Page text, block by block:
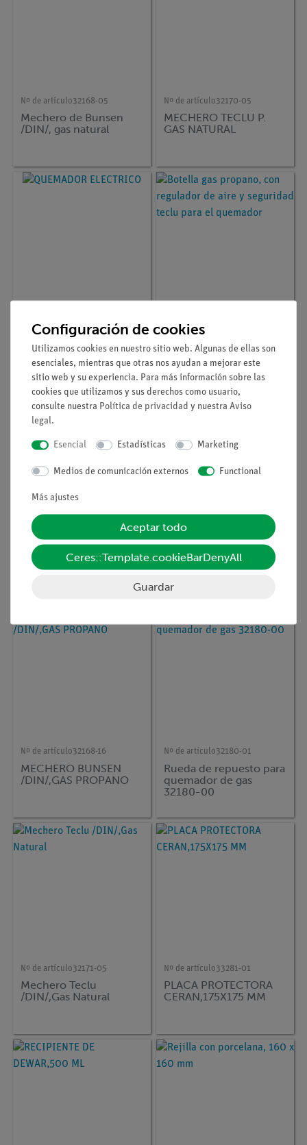
Nº de artículo32168-05
Mechero de Bunsen
/DIN/, gas natural
Nº de artículo32170-05
MECHERO TECLU P.
GAS NATURAL
QUEMADOR
ELECTRICO
Botella gas propano,
con regulador de aire y
seguridad teclu para el
quemador
Nº de artículo
MECHERO BUNSEN
CON LLAVE DIN, GAS
BOQUILLA DE
DIAFR.P.GUARD.C.D17
Nº de artículo32168-16
MECHERO BUNSEN
/DIN/,GAS PROPANO
Nº de artículo32180-01
Rueda de repuesto para
quemador de gas
32180-00
Nº de artículo32171-05
Mechero Teclu
/DIN/,Gas Natural
Nº de artículo33281-01
PLACA PROTECTORA
CERAN,175X175 MM
Configuración de cookies
Utilizamos cookies en nuestro sitio web. Algunas de ellas son
esenciales, mientras que otras nos ayudan a mejorar este
sitio web y su experiencia. Para más información sobre las
cookies que utilizamos y sus derechos como usuario,
consulte nuestra Política de privacidad y nuestra Aviso
legal.
Esencial Estadísticas Marketing
Medios de comunicación externos Functional
Más ajustes
Aceptar todo
Ceres::Template.cookieBarDenyAll
Guardar